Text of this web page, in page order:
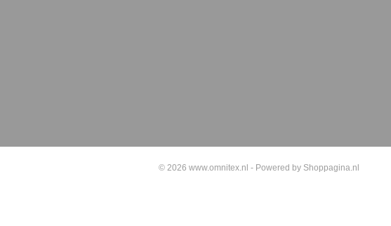
© 2026 www.omnitex.nl - Powered by Shoppagina.nl